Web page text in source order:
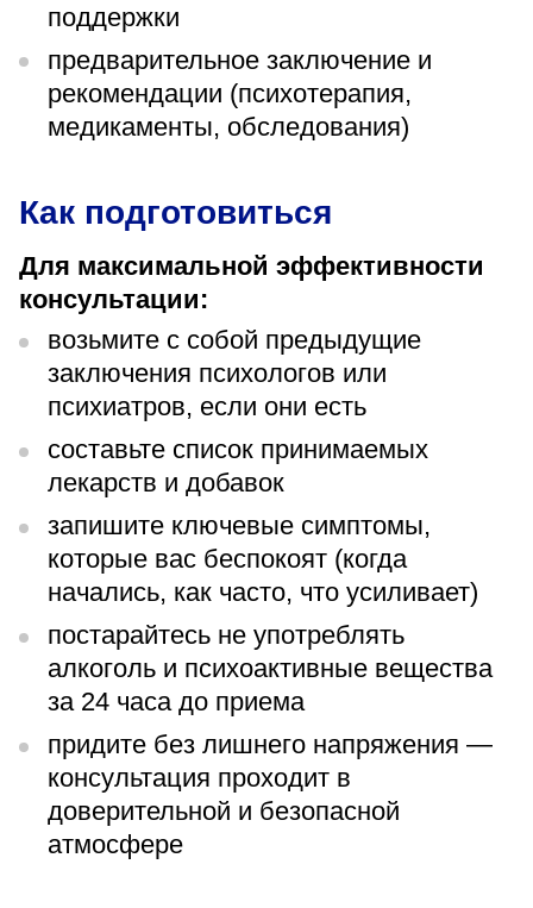
поддержки
предварительное заключение и
рекомендации (психотерапия,
медикаменты, обследования)
Как подготовиться
Для максимальной эффективности
консультации:
возьмите с собой предыдущие
заключения психологов или
психиатров, если они есть
составьте список принимаемых
лекарств и добавок
запишите ключевые симптомы,
которые вас беспокоят (когда
начались, как часто, что усиливает)
постарайтесь не употреблять
алкоголь и психоактивные вещества
за 24 часа до приема
придите без лишнего напряжения —
консультация проходит в
доверительной и безопасной
атмосфере